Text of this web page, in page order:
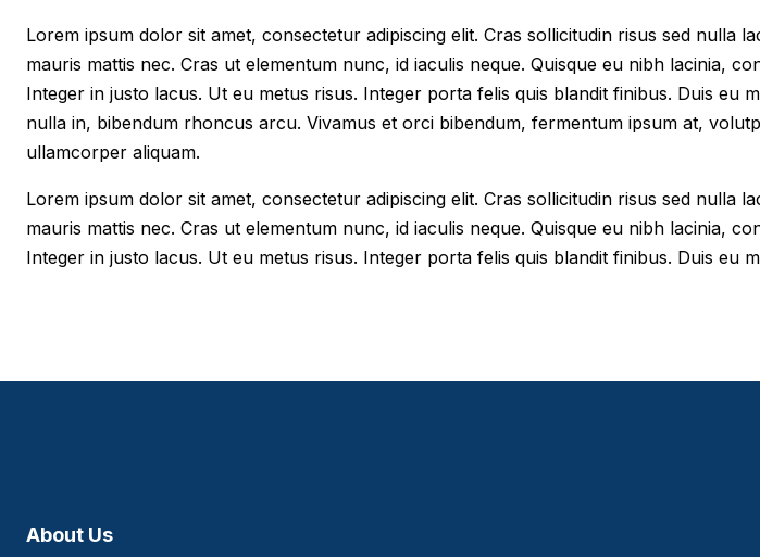
Lorem ipsum dolor sit amet, consectetur adipiscing elit. Cras sollicitudin risus sed
mauris mattis nec. Cras ut elementum nunc, id iaculis neque. Quisque eu nibh lacinia,
Integer in justo lacus. Ut eu metus risus. Integer porta felis quis blandit finibus. Duis eu
nulla in, bibendum rhoncus arcu. Vivamus et orci bibendum, fermentum ipsum at,
ullamcorper aliquam.
Lorem ipsum dolor sit amet, consectetur adipiscing elit. Cras sollicitudin risus sed
mauris mattis nec. Cras ut elementum nunc, id iaculis neque. Quisque eu nibh lacinia,
Integer in justo lacus. Ut eu metus risus. Integer porta felis quis blandit finibus. Duis eu
About Us